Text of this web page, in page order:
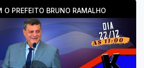
O PREFEITO BRUNO RAMALHO